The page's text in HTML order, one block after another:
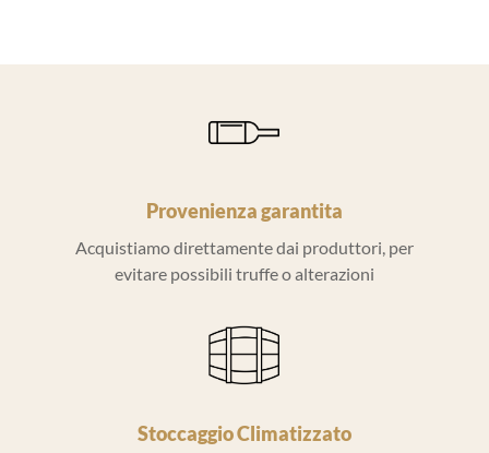
Provenienza garantita
Acquistiamo direttamente dai produttori, per
evitare possibili truffe o alterazioni
Stoccaggio Climatizzato